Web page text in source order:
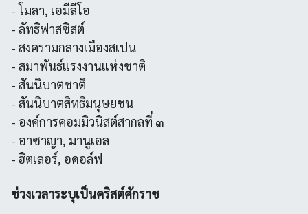
- โมลา, เอมีลีโอ
- ลัทธิฟาสซิสต์
- สงครามกลางเมืองสเปน
- สมาพันธ์แรงงานแห่งชาติ
- สันนิบาตชาติ
- สันนิบาตสิทธิมนุษยชน
- องค์การคอมมิวนิสต์สากลที่ ๓
- อาซาญา, มานูเอล
- ฮิตเลอร์, อดอล์ฟ
ช่วงเวลาระบุเป็นคริสต์ศักราช